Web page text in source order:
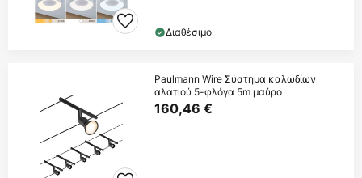
Διαθέσιμο
Paulmann Wire Σύστημα καλωδίων
αλατιού 5-φλόγα 5m μαύρο
160,46 €